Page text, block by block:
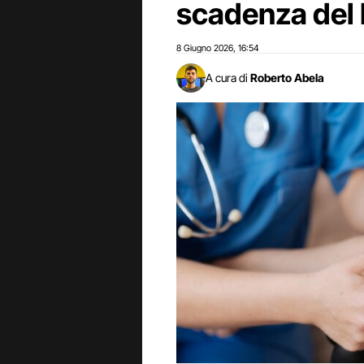
scadenza del
8 Giugno 2026 16:54
A cura di Roberto Abela